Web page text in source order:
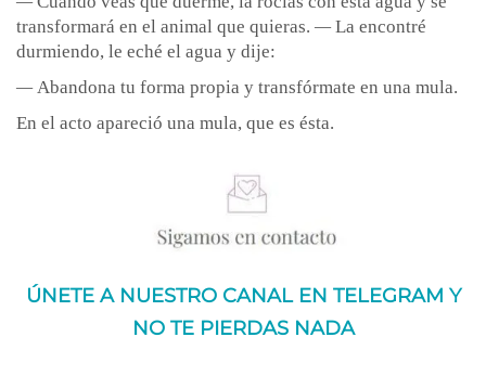
transformará en el animal que quieras. —La encontré
durmiendo, le eché el agua y dije:
—Abandona tu forma propia y transfórmate en una mula.
En el acto apareció una mula, que es ésta.
ÚNETE A NUESTRO CANAL EN TELEGRAM Y
NO TE PIERDAS NADA